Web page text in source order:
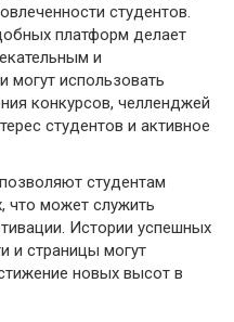
студентов.
платформ делает
и
могут использовать
конкурсов, челленджей
студентов и активное
студентам
что может служить
Истории успешных
и страницы могут
новых высот в